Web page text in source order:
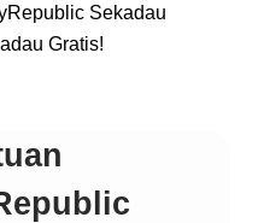
Sekadau
Gratis!